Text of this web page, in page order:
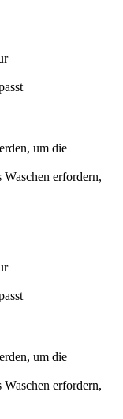
um die
erfordern,
um die
erfordern,